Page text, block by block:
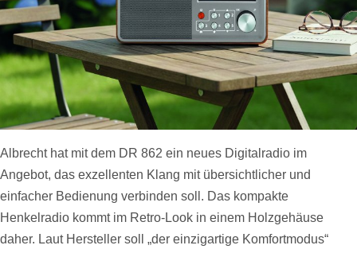
Albrecht hat mit dem DR 862 ein neues Digitalradio im
Angebot, das exzellenten Klang mit übersichtlicher und
einfacher Bedienung verbinden soll. Das kompakte
Henkelradio kommt im Retro-Look in einem Holzgehäuse
daher. Laut Hersteller soll „der einzigartige Komfortmodus“